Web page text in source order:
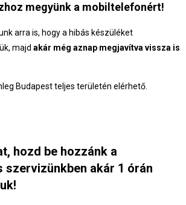
megyünk a mobiltelefonért!
arra is, hogy a hibás készüléket
majd akár még aznap megjavítva vissza is
Budapest teljes területén elérhető.
hozd be hozzánk a
szervizünkben akár 1 órán